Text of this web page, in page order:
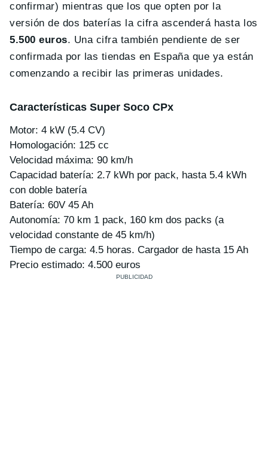
confirmar) mientras que los que opten por la
versión de dos baterías la cifra ascenderá hasta los
5.500 euros. Una cifra también pendiente de ser
confirmada por las tiendas en España que ya están
comenzando a recibir las primeras unidades.
Características Super Soco CPx
Motor: 4 kW (5.4 CV)
Homologación: 125 cc
Velocidad máxima: 90 km/h
Capacidad batería: 2.7 kWh por pack, hasta 5.4 kWh
con doble batería
Batería: 60V 45 Ah
Autonomía: 70 km 1 pack, 160 km dos packs (a
velocidad constante de 45 km/h)
Tiempo de carga: 4.5 horas. Cargador de hasta 15 Ah
Precio estimado: 4.500 euros